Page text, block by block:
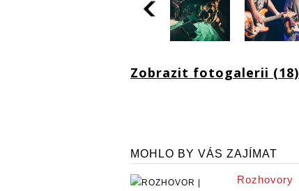
Zobrazit fotogalerii (18)
MOHLO BY VÁS ZAJÍMAT
Rozhovory